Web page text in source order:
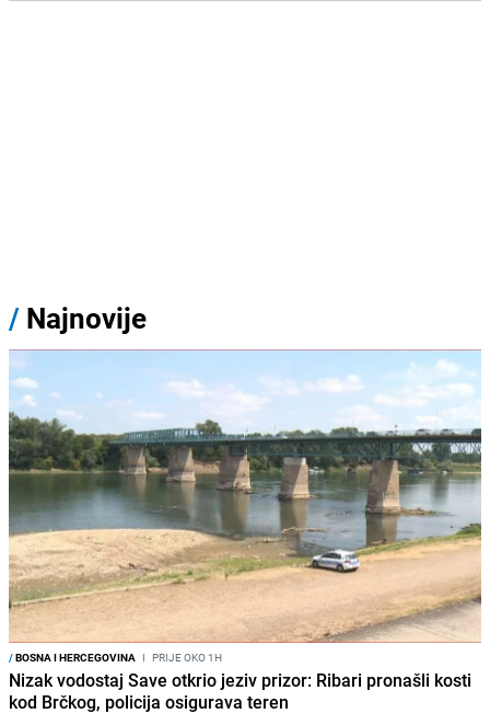
/ Najnovije
/BOSNA I HERCEGOVINA I PRIJE OKO 1H
Nizak vodostaj Save otkrio jeziv prizor: Ribari pronašli kosti
kod Brčkog, policija osigurava teren